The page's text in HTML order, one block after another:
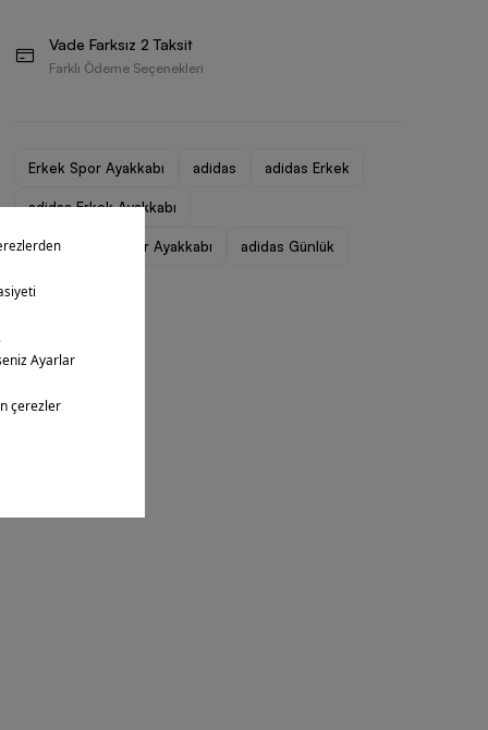
Vade Farksız 2 Taksit
Farklı Ödeme Seçenekleri
Erkek Spor Ayakkabı adidas adidas Erkek
adidas Erkek Ayakkabı
adidas Erkek Spor Ayakkabı adidas Günlük
adidas Outlet